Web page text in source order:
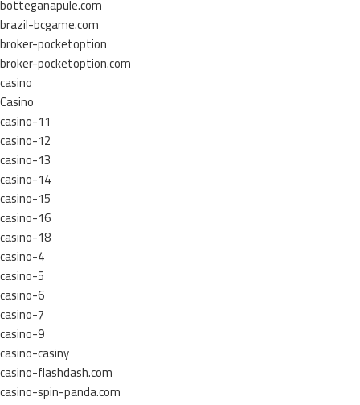
botteganapule.com
brazil-bcgame.com
broker-pocketoption
broker-pocketoption.com
casino
Casino
casino-11
casino-12
casino-13
casino-14
casino-15
casino-16
casino-18
casino-4
casino-5
casino-6
casino-7
casino-9
casino-casiny
casino-flashdash.com
casino-spin-panda.com